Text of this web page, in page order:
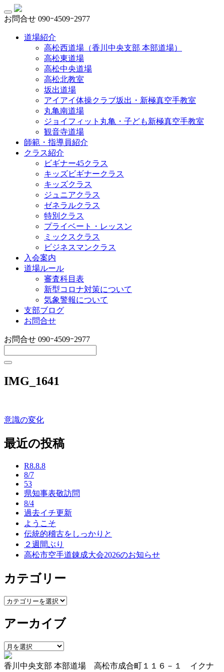
お問合せ 090ｰ4509ｰ2977
道場紹介
高松西道場（香川中央支部 本部道場）
高松東道場
高松中央道場
高松北教室
坂出道場
アイアイ体操クラブ坂出・新極真空手教室
丸亀南道場
ジョイフィット丸亀・子ども新極真空手教室
観音寺道場
師範・指導員紹介
クラス紹介
ビギナー45クラス
キッズビギナークラス
キッズクラス
ジュニアクラス
ゼネラルクラス
特別クラス
プライベート・レッスン
ミックスクラス
ビジネスマンクラス
入会案内
道場ルール
審査科目表
新型コロナ対策について
気象警報について
支部ブログ
お問合せ
お問合せ 090ｰ4509ｰ2977
IMG_1641
投
稿
意識の変化
最近の投稿
R8.8.8
8/7
53
県知事表敬訪問
8/4
過去イチ更新
ようこそ
伝統的稽古をしっかりと
２週間ぶり
高松市空手道錬成大会2026のお知らせ
カテゴリー
カ
ゴ
ー
アーカイブ
ア
ー
カ
香川中央支部 本部道場 高松市成合町１１６－１ イクナ